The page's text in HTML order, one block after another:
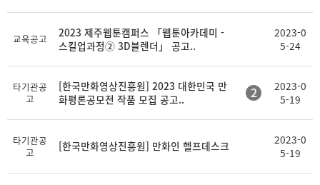
교육공고
2023 제주웹툰캠퍼스 「웹툰아카데미 -
스킬업과정② 3D블렌더」 공고..
2023-0
5-24
타기관공
고
[한국만화영상진흥원] 2023 대한민국 만
화평론공모전 작품 모집 공고..
2
2023-0
5-19
타기관공
고
[한국만화영상진흥원] 만화인 헬프데스크
2023-0
5-19